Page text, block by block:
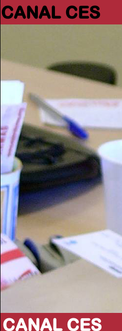
CANAL CES
CANAL CES